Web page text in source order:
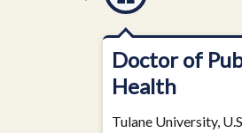
Doctor of
Health
Tulane University,